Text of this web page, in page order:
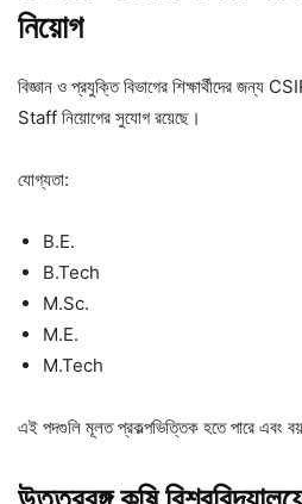
নিয়োগ
বিজ্ঞান ও প্রযুক্তি বিভাগের শিক্ষার্থীদের
Staff নিয়োগের সুযোগ রয়েছে।
যোগ্যতা:
B.E.
B.Tech
M.Sc.
M.E.
M.Tech
এই পদগুলি মূলত প্রকল্পভিত্তিক হতে পারে এবং